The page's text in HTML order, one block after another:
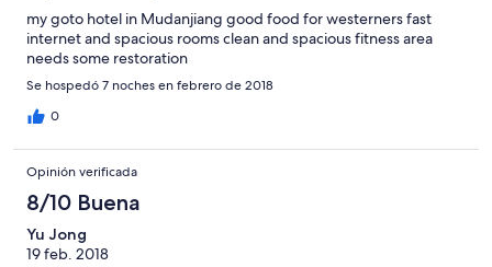
my goto hotel in Mudanjiang good food for westerners fast
internet and spacious rooms clean and spacious fitness area
needs some restoration
Se hospedó 7 noches en febrero de 2018
0
Opinión verificada
8/10 Buena
Yu Jong
19 feb. 2018